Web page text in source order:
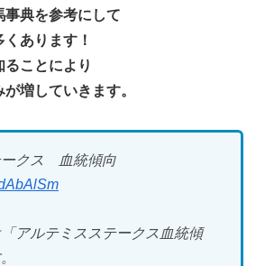
事典を参考にして
あります！
ことにより
増していきます。
ークス 血統傾向
アルテミスステークス血統傾